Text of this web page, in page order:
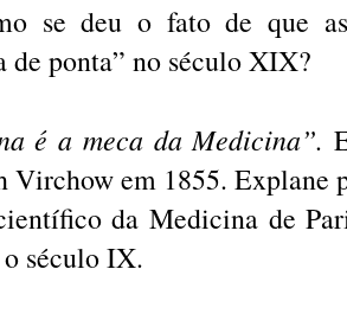
se deu o fato de que
de ponta” no século XIX?
é a meca da Medicina”.
Virchow em 1855. Explane
da Medicina de
século IX.